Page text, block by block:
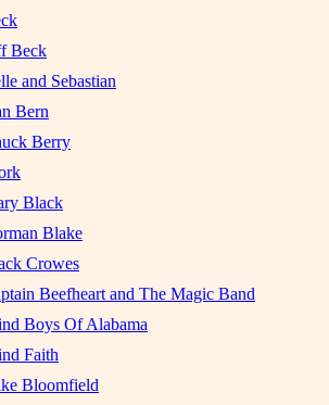
Beck
and Sebastian
Bern
Berry
Black
Blake
Crowes
Beefheart and The Magic Band
Boys Of Alabama
Faith
Bloomfield